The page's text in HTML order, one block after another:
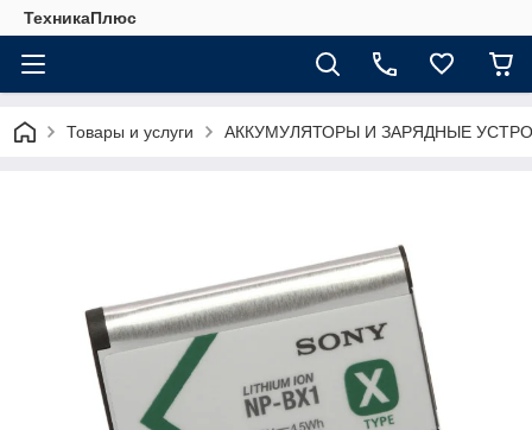
ТехникаПлюс
Товары и услуги АККУМУЛЯТОРЫ И ЗАРЯДНЫЕ